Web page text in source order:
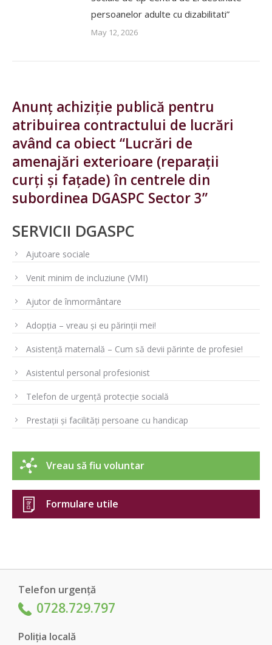
persoanelor adulte cu dizabilitati”
May 12, 2026
Anunț achiziție publică pentru
atribuirea contractului de lucrări
având ca obiect “Lucrări de
amenajări exterioare (reparații
curți și fațade) în centrele din
subordinea DGASPC Sector 3”
SERVICII DGASPC
Ajutoare sociale
Venit minim de incluziune (VMI)
Ajutor de înmormântare
Adopția – vreau și eu părinții mei!
Asistență maternală – Cum să devii părinte de profesie!
Asistentul personal profesionist
Telefon de urgență protecție socială
Prestații și facilități persoane cu handicap
Vreau să fiu voluntar
Formulare utile
Telefon urgență
0728.729.797
Poliția locală